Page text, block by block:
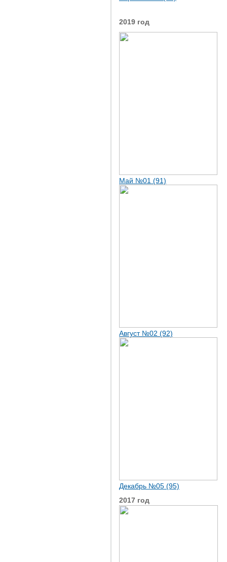
2019 год
Май №01 (91)
Август №02 (92)
Декабрь №05 (95)
2017 год